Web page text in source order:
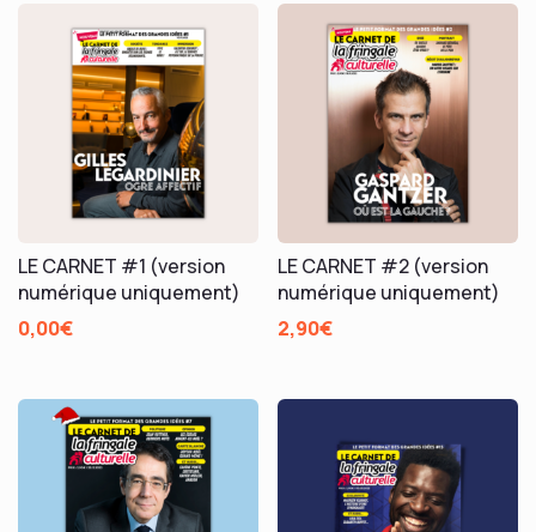
LE CARNET #1 (version
numérique uniquement)
0,00€
LE CARNET #2 (version
numérique uniquement)
2,90€